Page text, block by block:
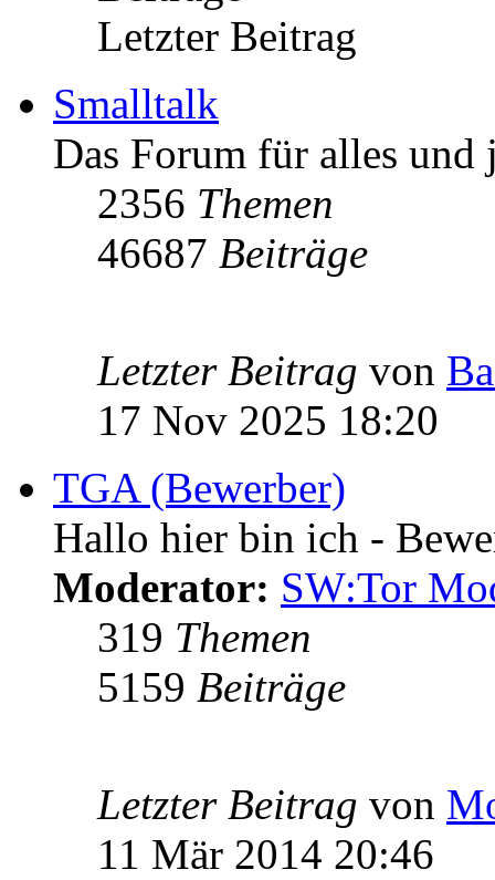
Letzter Beitrag
Smalltalk
Das Forum für alles und
2356 Themen
46687 Beiträge
Letzter Beitrag von
17 Nov 2025 18:20
TGA (Bewerber)
Hallo hier bin ich -
Moderator: SW:Tor
319 Themen
5159 Beiträge
Letzter Beitrag von
11 Mär 2014 20:46